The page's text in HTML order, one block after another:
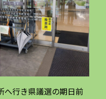
へ行き県議選の期日前